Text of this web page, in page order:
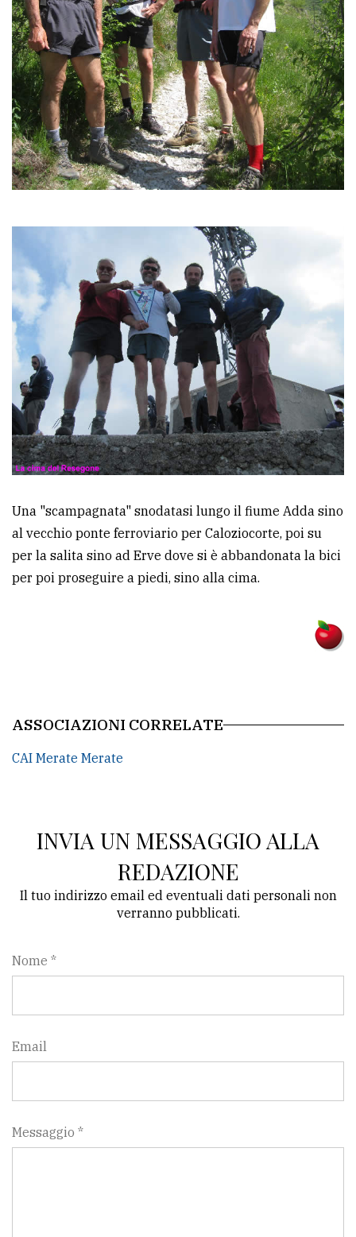
Una "scampagnata" snodatasi lungo il fiume Adda sino
al vecchio ponte ferroviario per Caloziocorte, poi su
per la salita sino ad Erve dove si è abbandonata la bici
per poi proseguire a piedi, sino alla cima.
ASSOCIAZIONI CORRELATE
CAI Merate Merate
INVIA UN MESSAGGIO ALLA
REDAZIONE
Il tuo indirizzo email ed eventuali dati personali non
verranno pubblicati.
Nome *
Email
Messaggio *